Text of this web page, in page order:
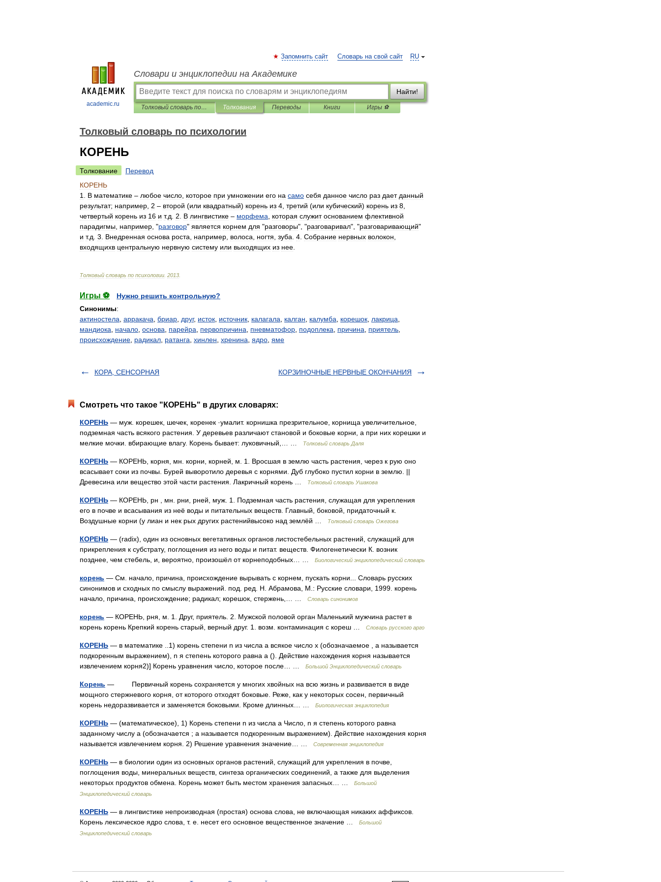
academic.ru
RU
Запомнить сайт Словарь на свой сайт
Словари и энциклопедии на Академике
Найти!
Толковый словарь по психологии Толкования Переводы Книги Игры ⚽
Толковый словарь по психологии
КОРЕНЬ
Толкование
Перевод
КОРЕНЬ
1
В математике – любое число которое при умножении его на само себя данное число раз дает данный
результат; например 2 – второй (или квадратный) корень из 4 третий (или кубический) корень из 8
четвертый корень из 16 и т.д 2 В лингвистике – морфема которая служит основанием флективной
парадигмы например , "разговор" является корнем для "разговоры", "разговаривал", "разговаривающий"
и т.д 3 Внедренная основа роста например волоса ногтя зуба 4 Собрание нервных волокон
входящихв центральную нервную систему или выходящих из нее
Толковый словарь по психологии 2013
Игры ⚽
Нужно решить контрольную?
Синонимы:
актиностела арракача бриар друг, исток источник калагала калган калумба корешок лакрица
мандиока
начало основа парейра первопричина пневматофор подоплека причина приятель
происхождение радикал ратанга хинлен хренина ядро яме
КОРА, СЕНСОРНАЯ КОРЗИНОЧНЫЕ НЕРВНЫЕ ОКОНЧАНИЯ
Смотреть что такое "КОРЕНЬ" в других словарях:
КОРЕНЬ — муж. корешек, шечек, коренек ·умалит. корнишка презрительное, корнища увеличительное,
подземная часть всякого растения. У деревьев различают становой и боковые корни, а при них корешки и
мелкие мочки. вбирающие влагу. Корень бывает: луковичный,… …
Толковый словарь Даля
КОРЕНЬ — КОРЕНЬ, корня, мн. корни, корней, м. 1. Вросшая в землю часть растения, через к рую оно
всасывает соки из почвы. Бурей выворотило деревья с корнями. Дуб глубоко пустил корни в землю. ||
Древесина или вещество этой части растения. Лакричный корень …
Толковый словарь Ушакова
КОРЕНЬ — КОРЕНЬ, рн , мн. рни, рней, муж. 1. Подземная часть растения, служащая для укрепления
его в почве и всасывания из неё воды и питательных веществ. Главный, боковой, придаточный к.
Воздушные корни (у лиан и нек рых других растенийвысоко над землёй …
Толковый словарь Ожегова
КОРЕНЬ — (radix), один из основных вегетативных органов листостебельных растений, служащий для
прикрепления к субстрату, поглощения из него воды и питат. веществ. Филогенетически К. возник
позднее, чем стебель, и, вероятно, произошёл от корнеподобных… …
Биологический энциклопедический словарь
корень — См. начало, причина, происхождение вырывать с корнем, пускать корни... Словарь русских
синонимов и сходных по смыслу выражений. под. ред. Н. Абрамова, М.: Русские словари, 1999. корень
начало, причина, происхождение; радикал; корешок, стержень,… …
Словарь синонимов
корень — КОРЕНЬ, рня, м. 1. Друг, приятель. 2. Мужской половой орган Маленький мужчина растет в
корень корень Крепкий корень старый, верный друг. 1. возм. контаминация с кореш …
Словарь русского арго
КОРЕНЬ — в математике ..1) корень степени n из числа a всякое число x (обозначаемое , a называется
подкоренным выражением), n я степень которого равна a (). Действие нахождения корня называется
извлечением корня2)] Корень уравнения число, которое после… …
Большой Энциклопедический словарь
Корень — Первичный корень сохраняется у многих хвойных на всю жизнь и развивается в виде
мощного стержневого корня, от которого отходят боковые. Реже, как у некоторых сосен, первичный
корень недоразвивается и заменяется боковыми. Кроме длинных… …
Биологическая энциклопедия
КОРЕНЬ — (математическое), 1) Корень степени n из числа a Число, n я степень которого равна
заданному числу a (обозначается ; a называется подкоренным выражением). Действие нахождения корня
называется извлечением корня. 2) Решение уравнения значение… …
Современная энциклопедия
КОРЕНЬ — в биологии один из основных органов растений, служащий для укрепления в почве,
поглощения воды, минеральных веществ, синтеза органических соединений, а также для выделения
некоторых продуктов обмена. Корень может быть местом хранения запасных… …
Большой
Энциклопедический словарь
КОРЕНЬ — в лингвистике непроизводная (простая) основа слова, не включающая никаких аффиксов.
Корень лексическое ядро слова, т. е. несет его основное вещественное значение …
Большой
Энциклопедический словарь